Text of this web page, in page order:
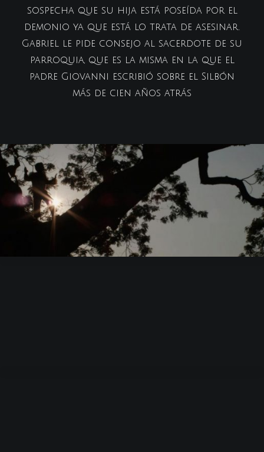
sospecha que su hija está poseída por el
demonio ya que está lo trata de asesinar.
Gabriel le pide consejo al sacerdote de su
parroquia, que es la misma en la que el
padre Giovanni escribió sobre el Silbón
más de cien años atrás